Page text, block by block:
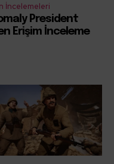
İncelemeleri
President
Erişim İnceleme